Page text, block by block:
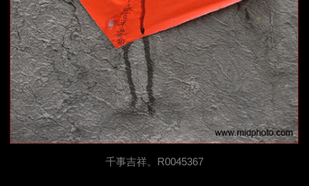
千事吉祥。R0045367